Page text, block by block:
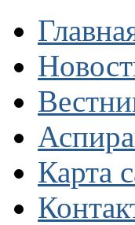
Карта